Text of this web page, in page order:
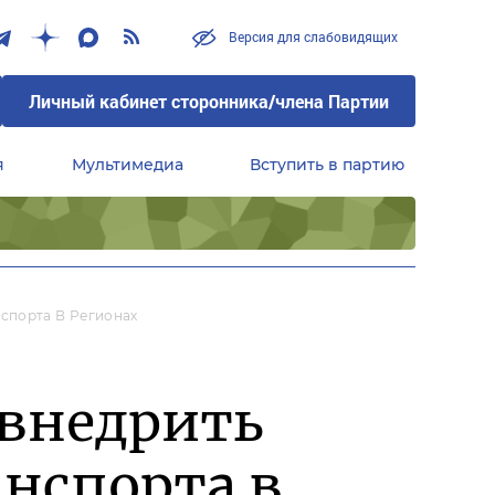
Версия для слабовидящих
Личный кабинет сторонника/члена Партии
Мультимедиа Вступить в партию
В Регионах